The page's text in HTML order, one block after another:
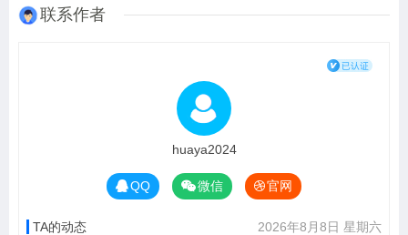
联系作者
huaya2024
QQ 微信 官网
TA的动态 2026年8月8日 星期六